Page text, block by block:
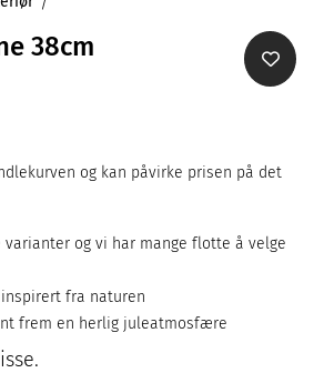
38cm
og kan påvirke prisen på det
og vi har mange flotte å velge
fra naturen
frem en herlig juleatmosfære